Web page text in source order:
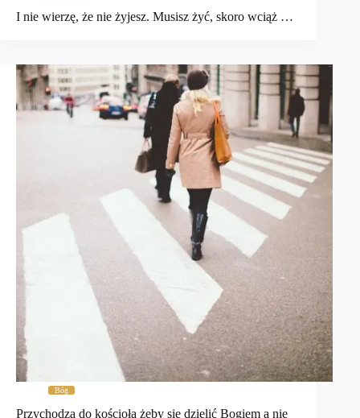
I nie wierzę, że nie żyjesz. Musisz żyć, skoro wciąż …
Bóg
Przychodzą do kościoła żeby się dzielić Bogiem a nie